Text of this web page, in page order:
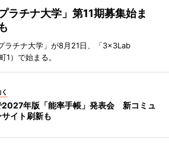
ラチナ大学」第11期募集始ま
ラチナ大学」が8月21日、「3×3Lab
）で始まる。
2027年版「能率手帳」発表会 新コミュ
イト刷新も